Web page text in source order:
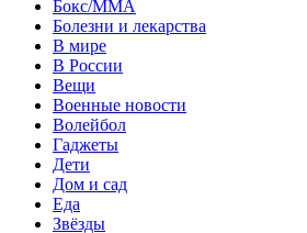
Бокс/MMA
Болезни и лекарства
В мире
В России
Вещи
Военные новости
Волейбол
Гаджеты
Дети
Дом и сад
Еда
Звёзды